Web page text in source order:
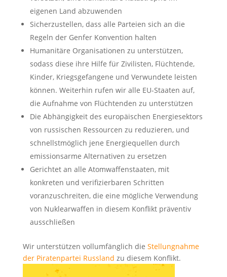
eigenen Land abzuwenden
Sicherzustellen, dass alle Parteien sich an die
Regeln der Genfer Konvention halten
Humanitäre Organisationen zu unterstützen,
sodass diese ihre Hilfe für Zivilisten, Flüchtende,
Kinder, Kriegsgefangene und Verwundete leisten
können. Weiterhin rufen wir alle EU-Staaten auf,
die Aufnahme von Flüchtenden zu unterstützen
Die Abhängigkeit des europäischen Energiesektors
von russischen Ressourcen zu reduzieren, und
schnellstmöglich jene Energiequellen durch
emissionsarme Alternativen zu ersetzen
Gerichtet an alle Atomwaffenstaaten, mit
konkreten und verifizierbaren Schritten
voranzuschreiten, die eine mögliche Verwendung
von Nuklearwaffen in diesem Konflikt präventiv
ausschließen
Wir unterstützen vollumfänglich die Stellungnahme
der Piratenpartei Russland zu diesem Konflikt.